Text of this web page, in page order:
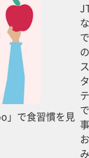
」で食習慣を見